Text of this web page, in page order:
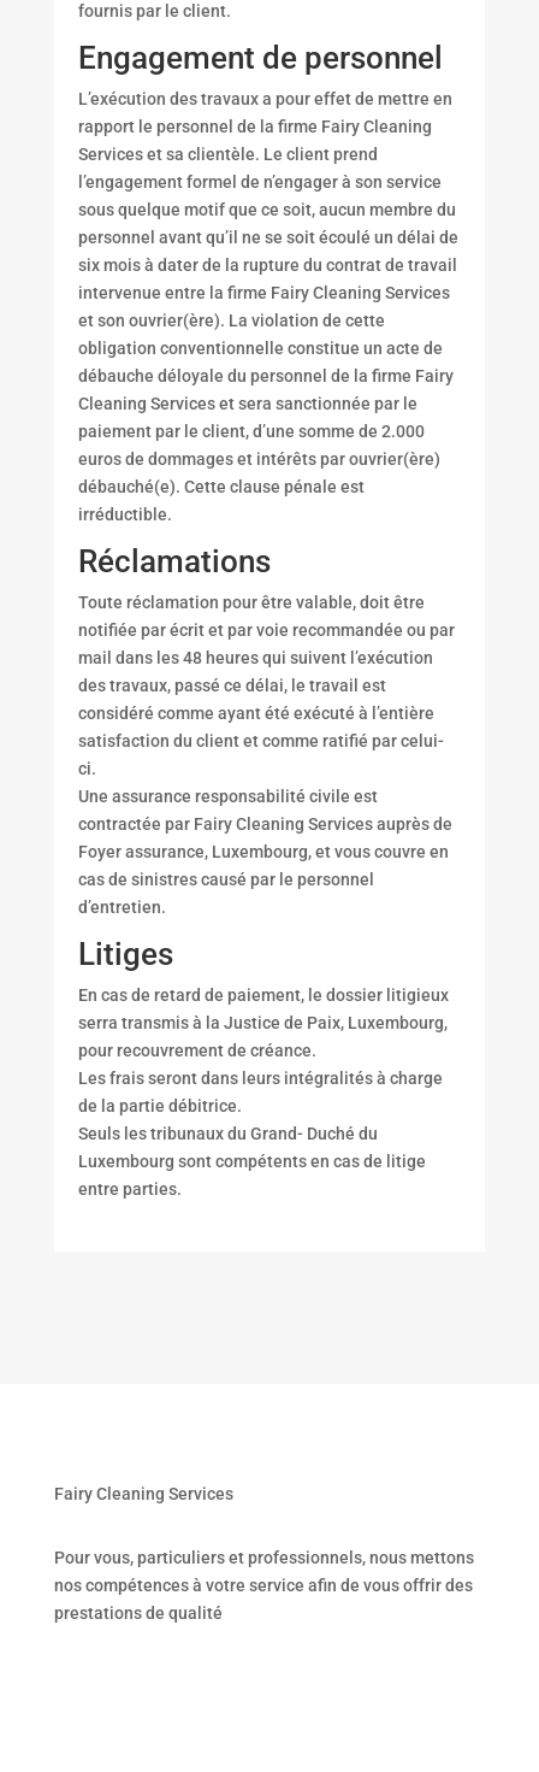
fournis par le client.
Engagement de personnel
L’exécution des travaux a pour effet de mettre en
rapport le personnel de la firme Fairy Cleaning
Services et sa clientèle. Le client prend
l’engagement formel de n’engager à son service
sous quelque motif que ce soit, aucun membre du
personnel avant qu’il ne se soit écoulé un délai de
six mois à dater de la rupture du contrat de travail
intervenue entre la firme Fairy Cleaning Services
et son ouvrier(ère). La violation de cette
obligation conventionnelle constitue un acte de
débauche déloyale du personnel de la firme Fairy
Cleaning Services et sera sanctionnée par le
paiement par le client, d’une somme de 2.000
euros de dommages et intérêts par ouvrier(ère)
débauché(e). Cette clause pénale est
irréductible.
Réclamations
Toute réclamation pour être valable, doit être
notifiée par écrit et par voie recommandée ou par
mail dans les 48 heures qui suivent l’exécution
des travaux, passé ce délai, le travail est
considéré comme ayant été exécuté à l’entière
satisfaction du client et comme ratifié par celui-
ci.
Une assurance responsabilité civile est
contractée par Fairy Cleaning Services auprès de
Foyer assurance, Luxembourg, et vous couvre en
cas de sinistres causé par le personnel
d’entretien.
Litiges
En cas de retard de paiement, le dossier litigieux
serra transmis à la Justice de Paix, Luxembourg,
pour recouvrement de créance.
Les frais seront dans leurs intégralités à charge
de la partie débitrice.
Seuls les tribunaux du Grand- Duché du
Luxembourg sont compétents en cas de litige
entre parties.
Fairy Cleaning Services
Pour vous, particuliers et professionnels, nous mettons
nos compétences à votre service afin de vous offrir des
prestations de qualité